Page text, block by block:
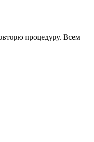
процедуру. Всем